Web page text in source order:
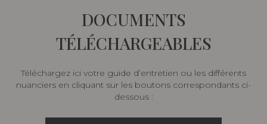
DOCUMENTS
TÉLÉCHARGEABLES
Téléchargez ici votre guide d’entretien ou les différents
nuanciers en cliquant sur les boutons correspondants ci-
dessous :